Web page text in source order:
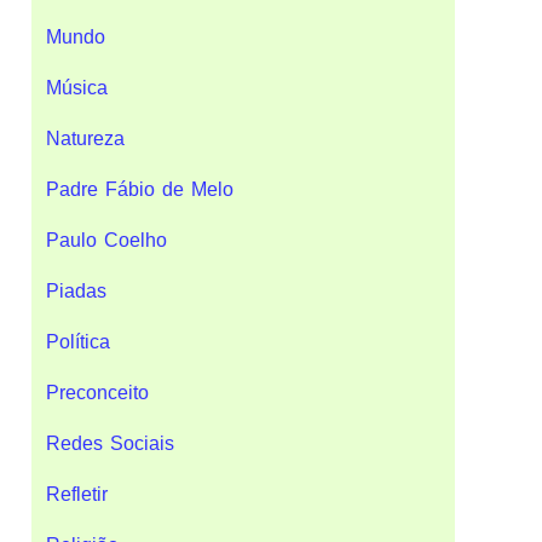
Mundo
Música
Natureza
Padre Fábio de Melo
Paulo Coelho
Piadas
Política
Preconceito
Redes Sociais
Refletir